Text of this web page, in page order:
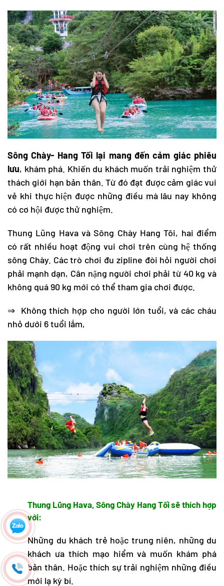
Sông Chày- Hang Tối lại mang đến cảm giác phiêu
lưu, khám phá. Khiến du khách muốn trải nghiệm thử
thách giới hạn bản thân. Từ đó đạt được cảm giác vui
vẻ khi thực hiện được những điều mà lâu nay không
có cơ hội được thử nghiệm.
Thung Lũng Hava và Sông Chày Hang Tôi, hai điểm
có rất nhiều hoạt động vui chơi trên cùng hệ thống
sông Chày. Các trò chơi đu zipline đòi hỏi người chơi
phải mạnh dạn, Cân nặng người chơi phải từ 40 kg và
không quá 90 kg mới có thể tham gia chơi được.
⇒ Không thích hợp cho người lớn tuổi, và các cháu
nhỏ dưới 6 tuổi lắm,
Thung Lũng Hava, Sông Chày Hang Tối sẽ thích hợp
với:
Những du khách trẻ hoặc trung niên, những du
khách ưa thích mạo hiểm và muốn khám phá
bản thân. Hoặc thích sự trải nghiệm những điều
mới lạ kỳ bí.